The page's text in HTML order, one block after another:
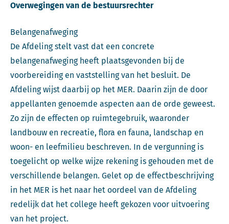
Overwegingen van de bestuursrechter
Belangenafweging
De Afdeling stelt vast dat een concrete
belangenafweging heeft plaatsgevonden bij de
voorbereiding en vaststelling van het besluit. De
Afdeling wijst daarbij op het MER. Daarin zijn de door
appellanten genoemde aspecten aan de orde geweest.
Zo zijn de effecten op ruimtegebruik, waaronder
landbouw en recreatie, flora en fauna, landschap en
woon- en leefmilieu beschreven. In de vergunning is
toegelicht op welke wijze rekening is gehouden met de
verschillende belangen. Gelet op de effectbeschrijving
in het MER is het naar het oordeel van de Afdeling
redelijk dat het college heeft gekozen voor uitvoering
van het project.